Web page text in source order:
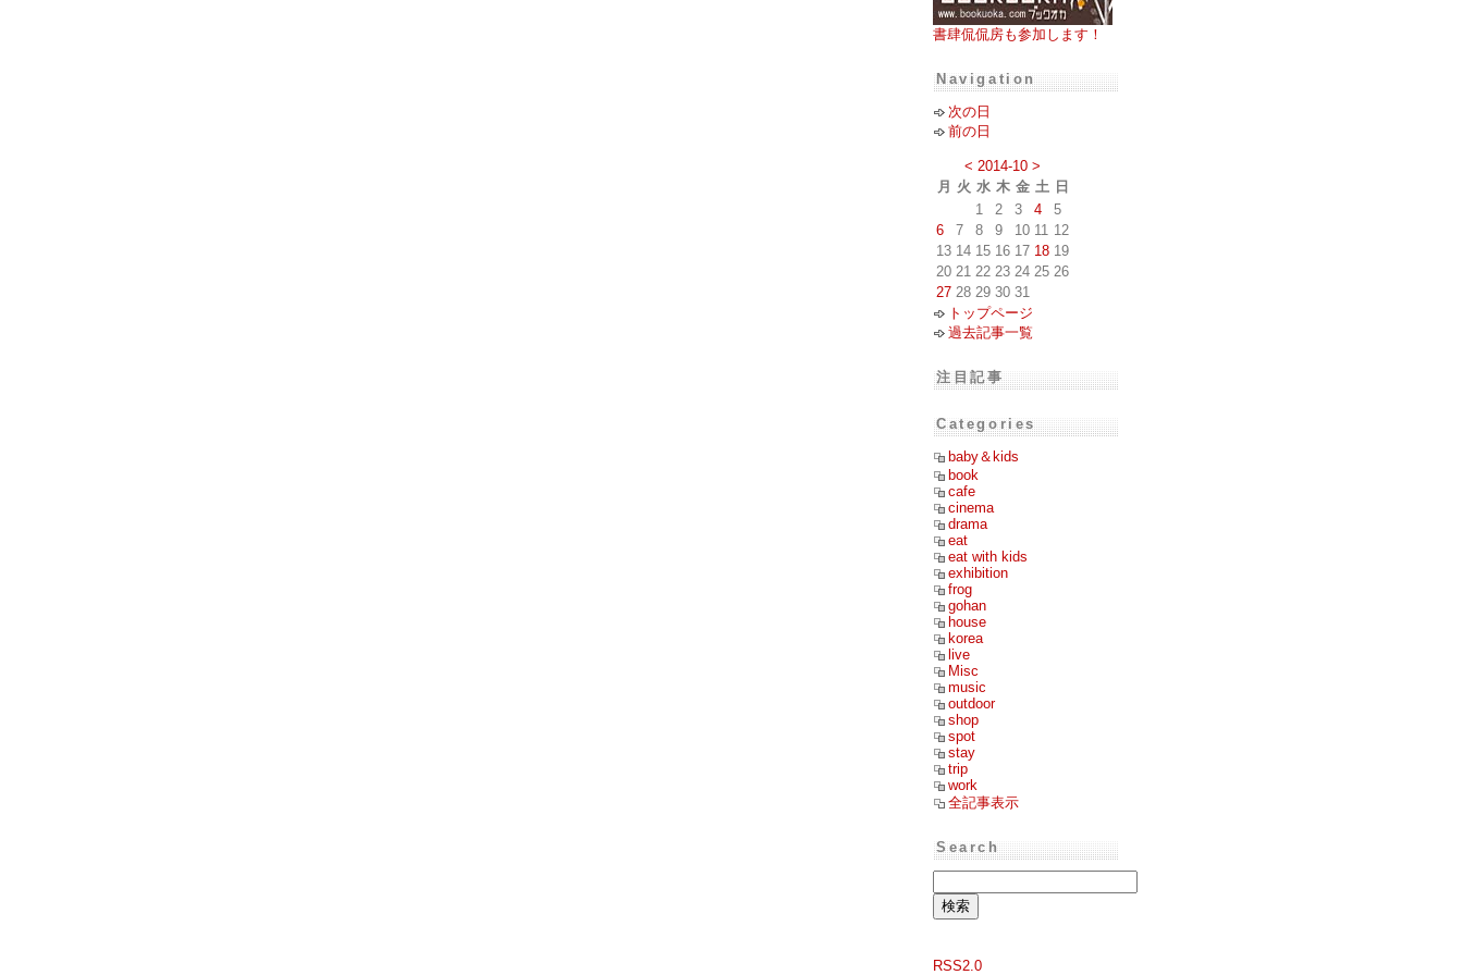
書肆侃侃房も参加します！
Navigation
次の日
前の日
< 2014-10 >
月
火 水 木 金 土 日
1
2 3 4
5
6
7 8 9 10 11 12
13 14 15 16 17 18 19
20 21 22 23 24 25 26
27 28 29 30 31
トップページ
過去記事一覧
注目記事
Categories
baby＆kids
book
cafe
cinema
drama
eat
eat with kids
exhibition
frog
gohan
house
korea
live
Misc
music
outdoor
shop
spot
stay
trip
work
全記事表示
Search
RSS2.0